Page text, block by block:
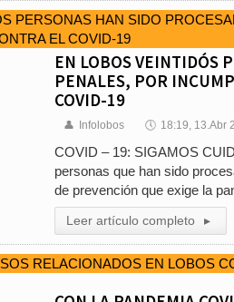
EN LOBOS VEINTIDÓS
PENALES, POR
COVID-19
👤 Infolobos 🕔 18:19, 13.Abr
COVID – 19: SIGAMOS
personas que han sido
de prevención que exige la
Leer artículo completo ▸